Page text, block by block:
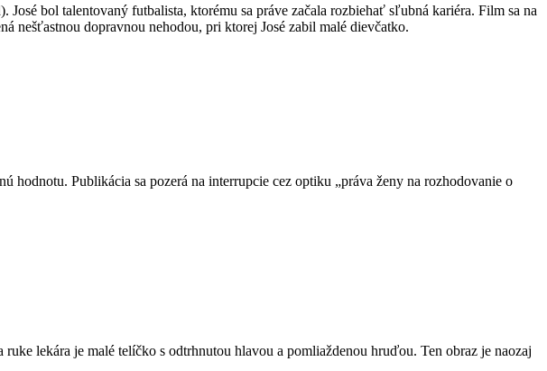
bol talentovaný futbalista, ktorému sa práve začala rozbiehať sľubná kariéra. Film sa na
nešťastnou dopravnou nehodou, pri ktorej José zabil malé dievčatko.
Publikácia sa pozerá na interrupcie cez optiku „práva ženy na rozhodovanie o
lekára je malé telíčko s odtrhnutou hlavou a pomliaždenou hruďou. Ten obraz je naozaj